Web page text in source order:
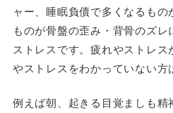
ャー、睡眠負債で多くなるも
ものが骨盤の歪み・背骨のズ
ストレスです。疲れやストレ
やストレスをわかっていない方
例えば朝、起きる目覚ましも精